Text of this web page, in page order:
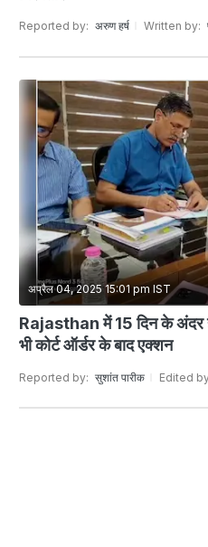
Reported by: अरुण हर्ष Written by:
अप्रैल 04, 2025 15:01 pm IST
Rajasthan में 15 दिन के अंदर
भी कोर्ट ऑर्डर के बाद एक्शन
Reported by: सुशांत पारीक Edited